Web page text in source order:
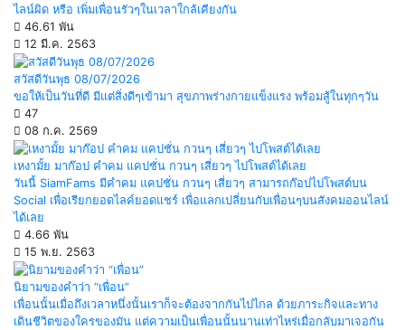
ไลน์ผิด หรือ เพิ่มเพื่อนรัวๆในเวลาใกล้เคียงกัน
46.61 พัน
12 มี.ค. 2563
สวัสดีวันพุธ 08/07/2026
ขอให้เป็นวันที่ดี มีแต่สิ่งดีๆเข้ามา สุขภาพร่างกายแข็งแรง พร้อมสู้ในทุกๆวัน
47
08 ก.ค. 2569
เหงามั้ย มาก๊อป คำคม แคปชั่น กวนๆ เสี่ยวๆ ไปโพสต์ได้เลย
วันนี้ SiamFams มีคำคม แคปชั่น กวนๆ เสี่ยวๆ สามารถก๊อปไปโพสต์บน
Social เพื่อเรียกยอดไลค์ยอดแชร์ เพื่อแลกเปลี่ยนกับเพื่อนๆบนสังคมออนไลน์
ได้เลย
4.66 พัน
15 พ.ย. 2563
นิยามของคำว่า “เพื่อน”
เพื่อนนั้นเมื่อถึงเวลาหนึ่งนั้นเราก็จะต้องจากกันไปไกล ด้วยภาระกิจและทาง
เดินชีวิตของใครของมัน แต่ความเป็นเพื่อนนั้นนานเท่าไหร่เมื่อกลับมาเจอกัน